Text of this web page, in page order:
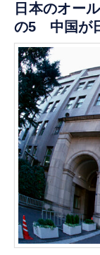
日本のオー
の5 中国が